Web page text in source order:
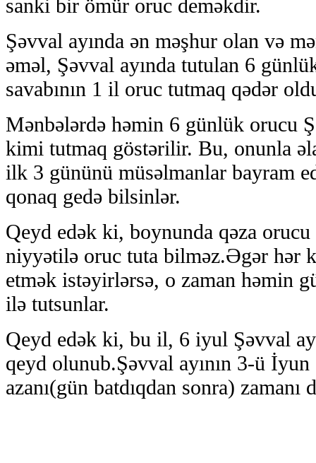
sanki bir ömür oruc deməkdir.
Şəvval ayında ən məşhur olan və
əməl, Şəvval ayında tutulan 6
savabının 1 il oruc tutmaq qədər
Mənbələrdə həmin 6 günlük orucu
kimi tutmaq göstərilir. Bu, onunla
ilk 3 gününü müsəlmanlar bayram
qonaq gedə bilsinlər.
Qeyd edək ki, boynunda qəza
niyyətilə oruc tuta bilməz.Əgər hər
etmək istəyirlərsə, o zaman həmin
ilə tutsunlar.
Qeyd edək ki, bu il, 6 iyul Şəvval
qeyd olunub.Şəvval ayının 3-ü İyun
azanı(gün batdıqdan sonra) zamanı